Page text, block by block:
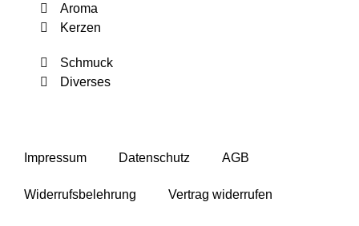
Aroma
Kerzen
Schmuck
Diverses
Impressum Datenschutz AGB
Widerrufsbelehrung Vertrag widerrufen